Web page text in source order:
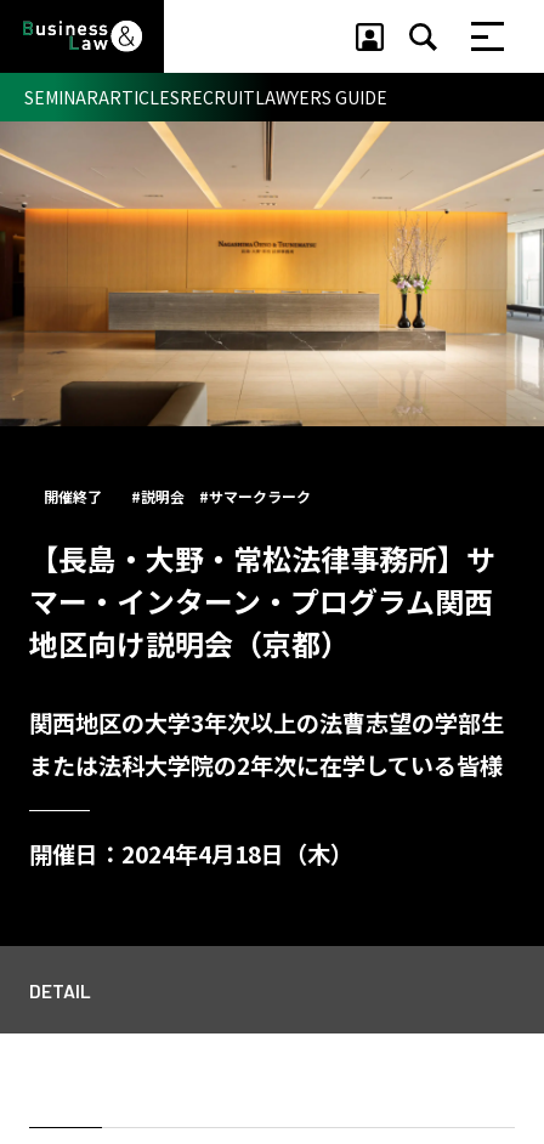
セミナー ・ 記事
リクルート
SEMINARARTICLESRECRUITLAWYERS GUIDE
開催終了 #説明会 #サマークラーク
【長島・大野・常松法律事務所】サ
マー・インターン・プログラム関西
地区向け説明会（京都）
関西地区の大学3年次以上の法曹志望の学部生
または法科大学院の2年次に在学している皆様
開催日：2024年4月18日（木）
DETAIL